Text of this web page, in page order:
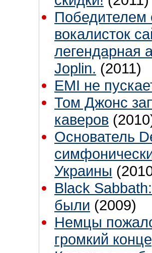
вокалисток
легендарная
Joplin. (2011)
EMI не
Том Джонс
каверов
Основатель
Украины
Black
были (2009)
Немцы
громкий